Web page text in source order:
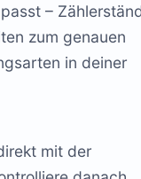
–
zum genauen
in deiner
mit der